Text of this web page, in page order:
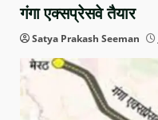
गंगा एक्सप्रेसवे तैयार
Satya Prakash Seeman